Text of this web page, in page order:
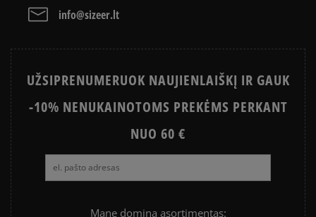
info@sizeer.lt
UŽSIPRENUMERUOK NAUJIENLAIŠKĮ IR GAUK
-10% NENUKAINOTOMS PREKĖMS PERKANT
NUO 60 €
Mane domina asortimentas: